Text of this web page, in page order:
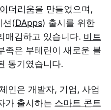
이더리움을 만들었으며,
션(DApps) 출시를 위한
매김하고 있습니다. 비트
족은 부테린이 새로운 블
동기였습니다.
인은 개발자, 기업, 사업
가 출시하는 스마트 콘트